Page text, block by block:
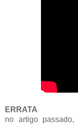
ERRATA
no artigo passado,